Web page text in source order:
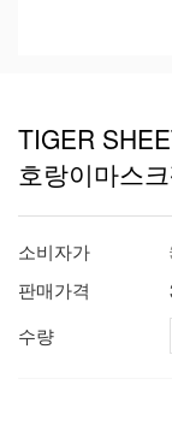
TIGER
호랑이마스
소비자가
판매가격
수량